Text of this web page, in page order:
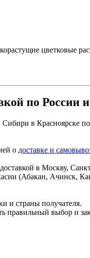
цветковые
по России
Сибири в Красноярске
о доставке и
в Москву,
(Абакан, Ачинск,
и страны получателя.
правильный выбор и